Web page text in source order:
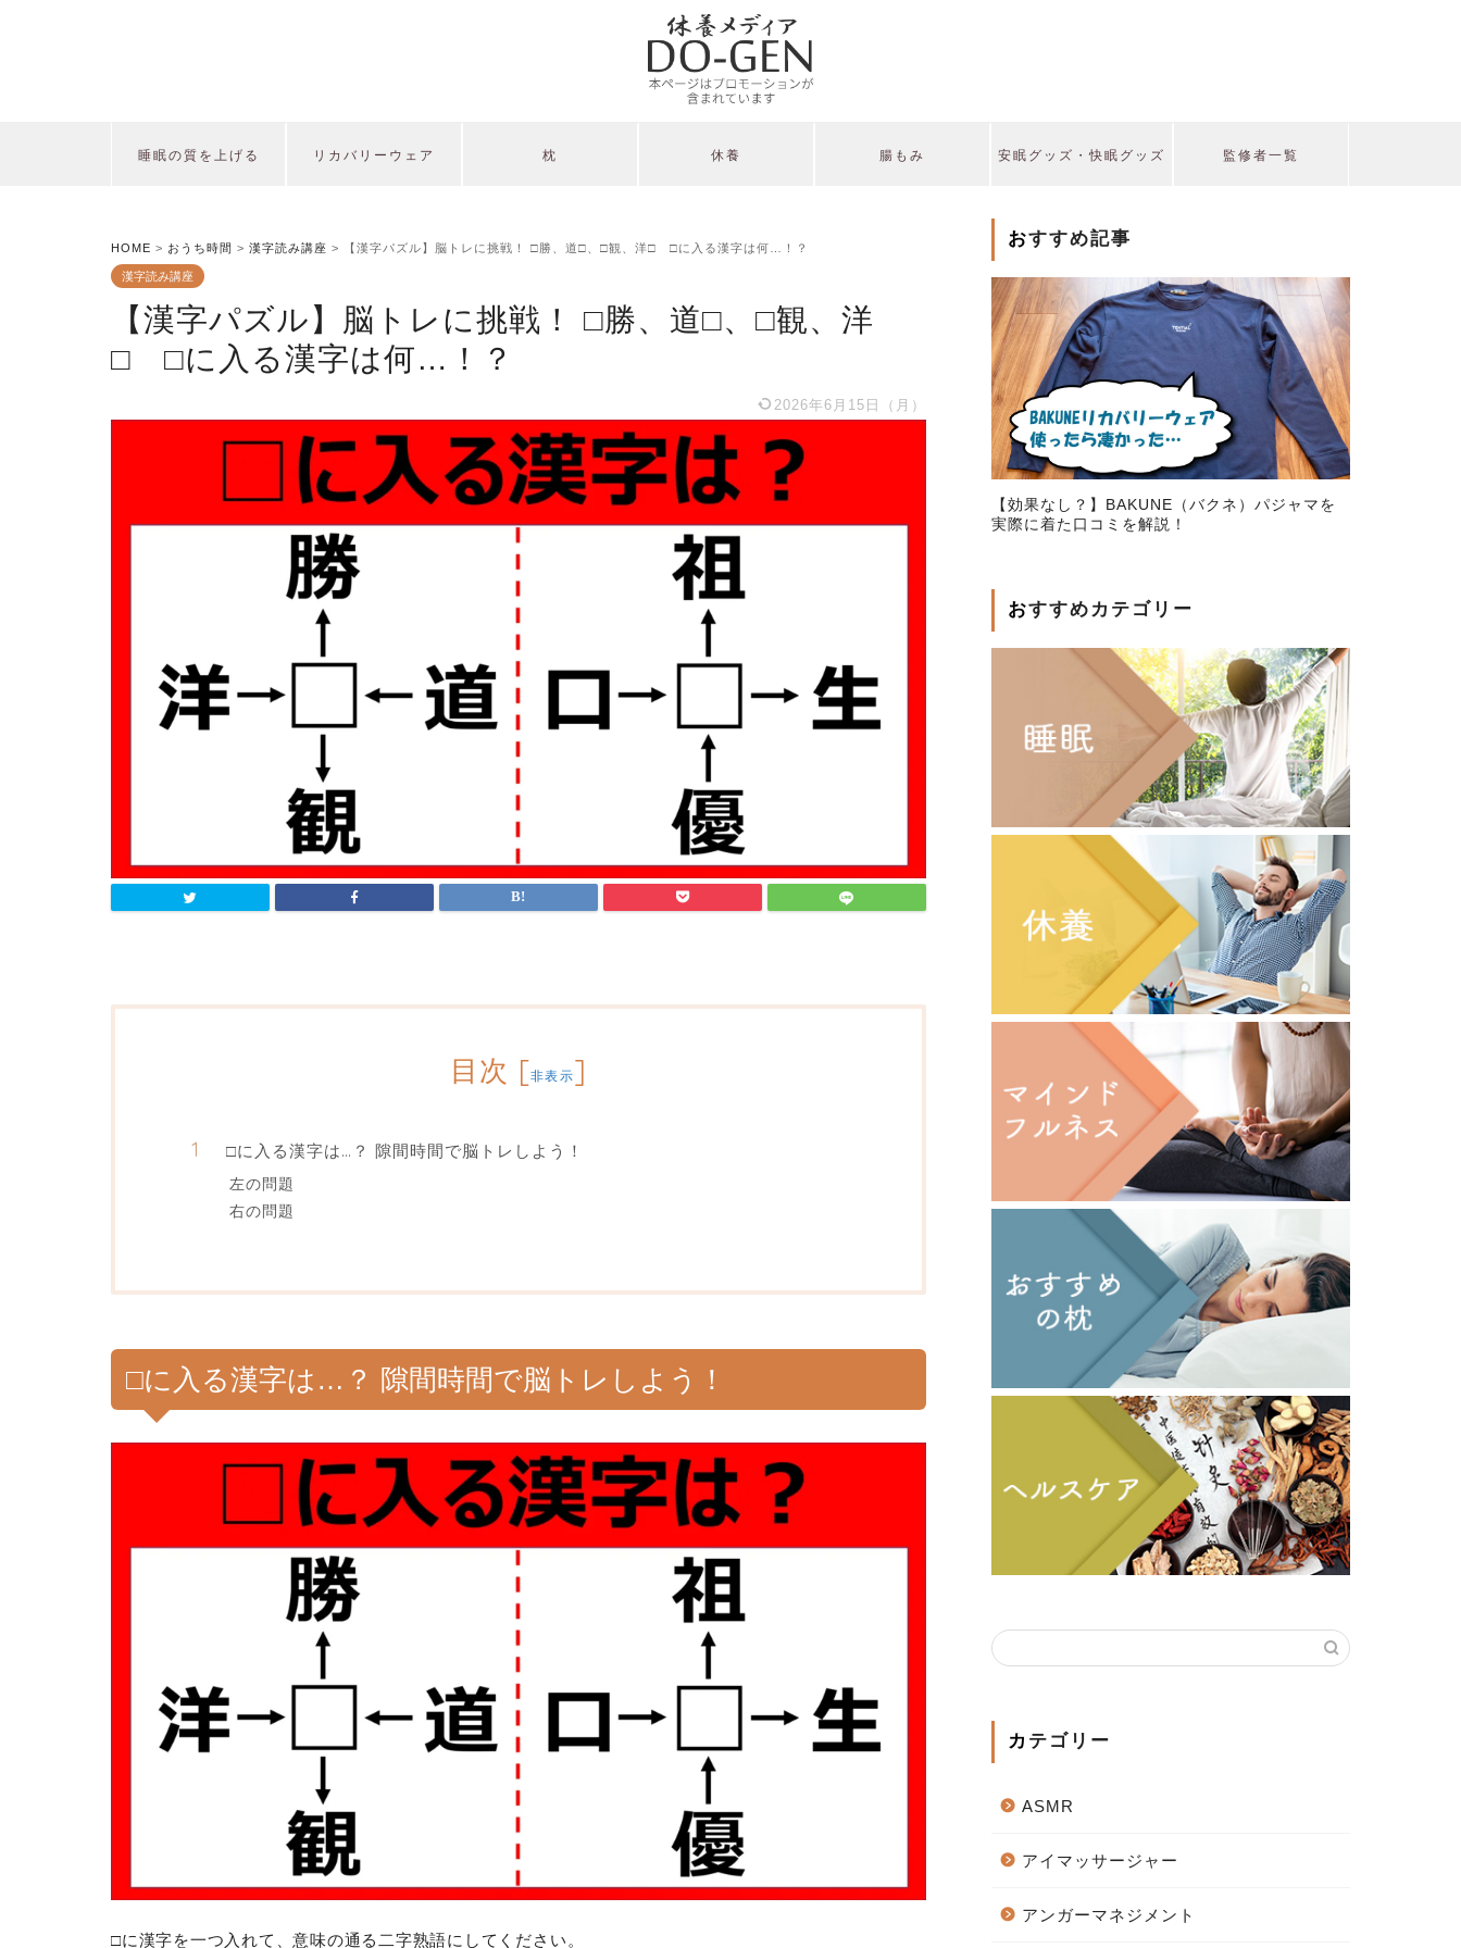
睡眠の質を上げる リカバリーウェア 枕 休養 腸もみ 安眠グッズ・快眠グッズ 監修者一覧
HOME > おうち時間 > 漢字読み講座 > 【漢字パズル】脳トレに挑戦！ □勝、道□、□観、洋□ □に入る漢字は何…！？
漢字読み講座
【漢字パズル】脳トレに挑戦！ □勝、道□、□観、洋
□ □に入る漢字は何…！？
2026年6月15日（月）
目次 [非表示]
□に入る漢字は…？ 隙間時間で脳トレしよう！
左の問題
右の問題
□に入る漢字は…？ 隙間時間で脳トレしよう！
□に漢字を一つ入れて、意味の通る二字熟語にしてください。
おすすめ記事
【効果なし？】BAKUNE（バクネ）パジャマを
実際に着た口コミを解説！
おすすめカテゴリー
カテゴリー
ASMR
アイマッサージャー
アンガーマネジメント